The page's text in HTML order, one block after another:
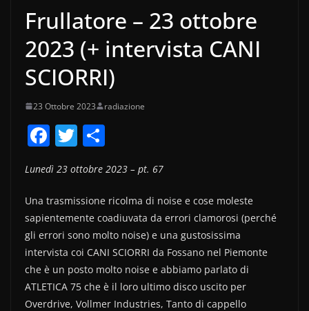
Frullatore – 23 ottobre
2023 (+ intervista CANI
SCIORRI)
23 Ottobre 2023 radiazione
F
c
e
b
o
o
k
T
itt
er
n
di
vi
di
Lunedì 23 ottobre 2023 – pt. 67
Una trasmissione ricolma di noise e cose moleste
sapientemente coadiuvata da errori clamorosi (perché
gli errori sono molto noise) e una gustosissima
intervista coi CANI SCIORRI da Fossano nel Piemonte
che è un posto molto noise e abbiamo parlato di
ATLETICA 75 che è il loro ultimo disco uscito per
Overdrive, Vollmer Industries, Tanto di cappello